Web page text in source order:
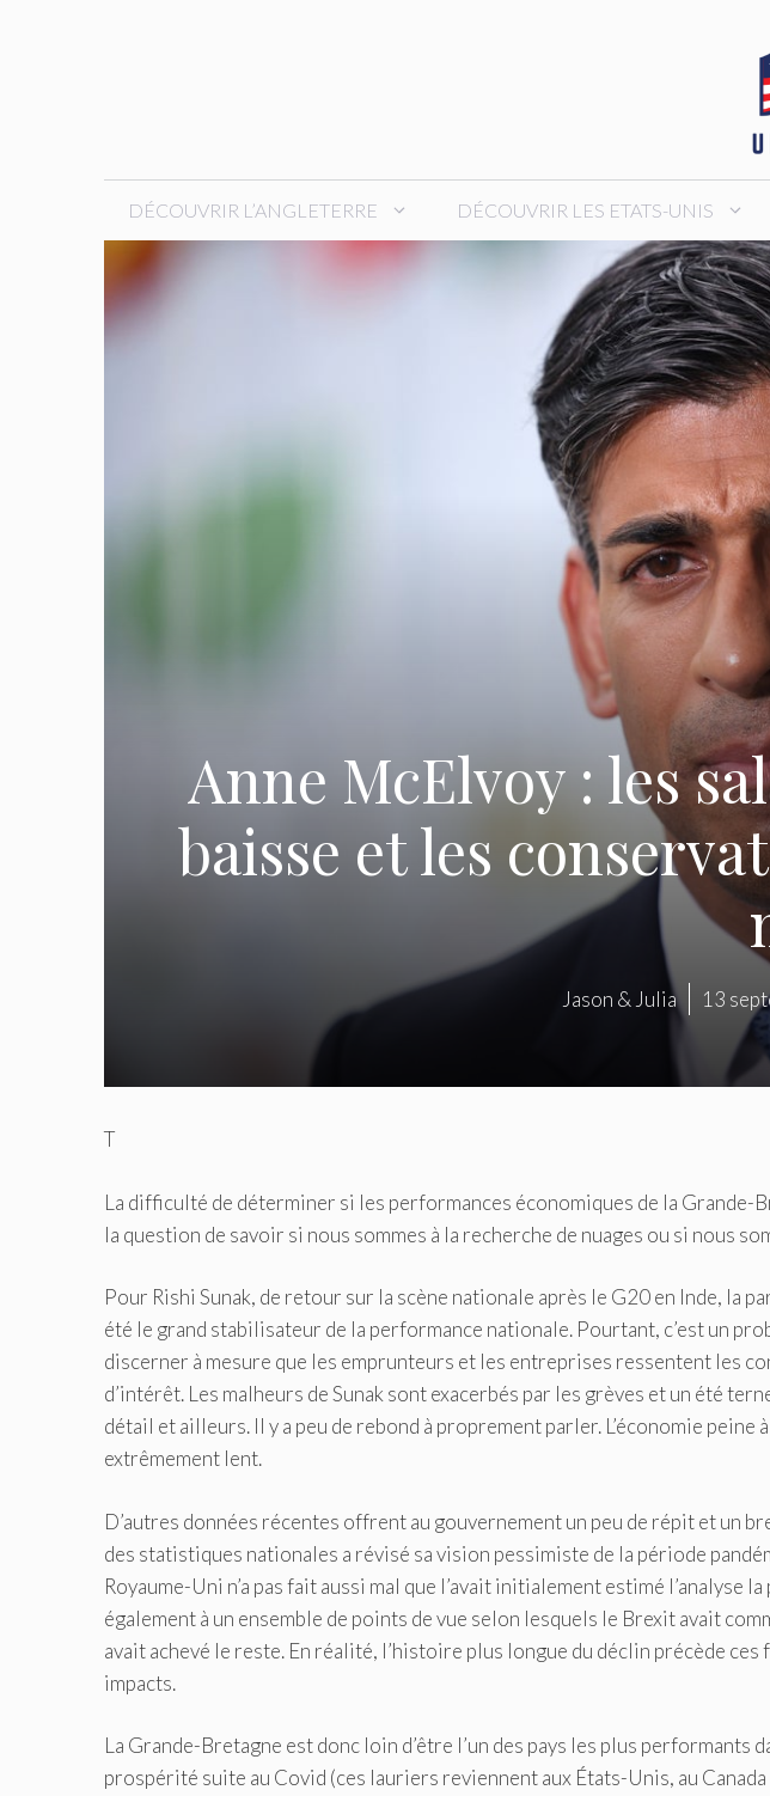
DÉCOUVRIR L’ANGLETERRE DÉCOUVRIR LES ETATS-UNIS
Anne McElvoy : les
baisse et les
Jason & Julia 13
T
La difficulté de déterminer si les performances économiques de la Grande-
la question de savoir si nous sommes à la recherche de nuages ​​ou si nous
Pour Rishi Sunak, de retour sur la scène nationale après le G20 en Inde, la
été le grand stabilisateur de la performance nationale. Pourtant, c’est un
discerner à mesure que les emprunteurs et les entreprises ressentent les
d’intérêt. Les malheurs de Sunak sont exacerbés par les grèves et un été
détail et ailleurs. Il y a peu de rebond à proprement parler. L’économie peine
extrêmement lent.
D’autres données récentes offrent au gouvernement un peu de répit et un
des statistiques nationales a révisé sa vision pessimiste de la période
Royaume-Uni n’a pas fait aussi mal que l’avait initialement estimé l’analyse
également à un ensemble de points de vue selon lesquels le Brexit avait
avait achevé le reste. En réalité, l’histoire plus longue du déclin précède ces
impacts.
La Grande-Bretagne est donc loin d’être l’un des pays les plus performants
prospérité suite au Covid (ces lauriers reviennent aux États-Unis, au Canada